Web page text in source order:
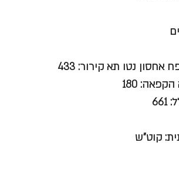
אחסון נטו תא קירור: 433
180
קוט"ש